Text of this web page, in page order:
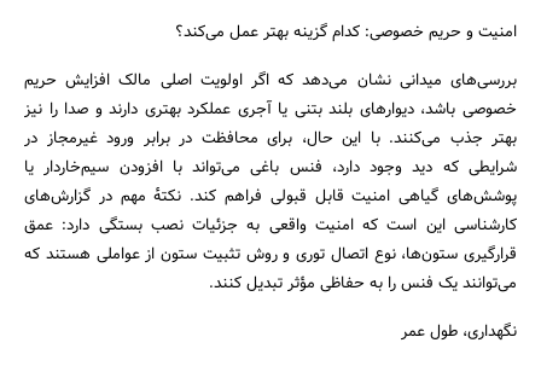
امنیت و حریم خصوصی: کدام گزینه بهتر عمل می‌کند؟
بررسی‌های میدانی نشان می‌دهد که اگر اولویت اصلی مالک افزایش حریم
خصوصی باشد، دیوارهای بلند بتنی یا آجری عملکرد بهتری دارند و صدا را نیز
بهتر جذب می‌کنند. با این حال، برای محافظت در برابر ورود غیرمجاز در
شرایطی که دید وجود دارد، فنس باغی می‌تواند با افزودن سیم‌خاردار یا
پوشش‌های گیاهی امنیت قابل قبولی فراهم کند. نکتهٔ مهم در گزارش‌های
کارشناسی این است که امنیت واقعی به جزئیات نصب بستگی دارد: عمق
قرارگیری ستون‌ها، نوع اتصال توری و روش تثبیت ستون از عواملی هستند که
می‌توانند یک فنس را به حفاظی مؤثر تبدیل کنند.
نگهداری، طول عمر